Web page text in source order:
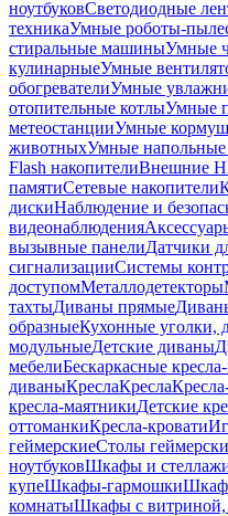
ноутбуковСветодиодные
техникаУмные роботы-
стиральные машиныУмные
кулинарныеУмные
обогревателиУмные
отопительные котлыУмные
метеостанцииУмные
животныхУмные напольные
Flash накопителиВнешние
памятиСетевые накопители
дискиНаблюдение и
видеонаблюдения
вызывные панелиДатчики
сигнализацииСистемы
доступомМеталлодетекторы
тахтыДиваны прямые
образныеКухонные уголки,
модульныеДетские диваны
мебелиБескаркасные
диваныКреслаКресла
кресла-маятникиДетские
оттоманкиКресла-кровати
геймерскиеСтолы
ноутбуковШкафы и
купеШкафы-гармошки
комнатыШкафы с витриной,